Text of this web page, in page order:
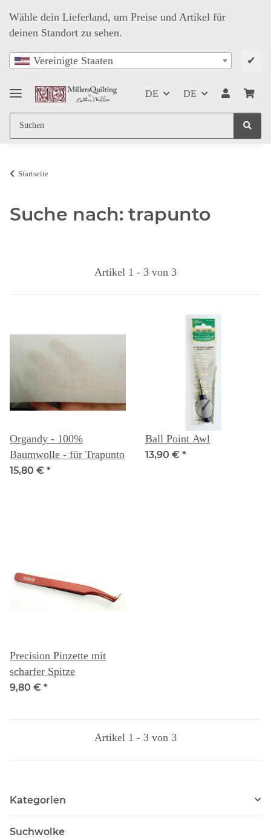
Wähle dein Lieferland, um Preise und Artikel für
deinen Standort zu sehen.
Vereinigte Staaten ✔
DE DE
Startseite
Suche nach: trapunto
Artikel 1 - 3 von 3
Organdy - 100%
Baumwolle - für Trapunto
15,80 € *
Ball Point Awl
13,90 € *
Precision Pinzette mit
scharfer Spitze
9,80 € *
Artikel 1 - 3 von 3
Kategorien
Suchwolke